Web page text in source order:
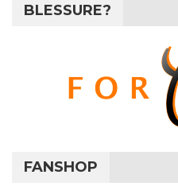
BLESSURE?
FANSHOP